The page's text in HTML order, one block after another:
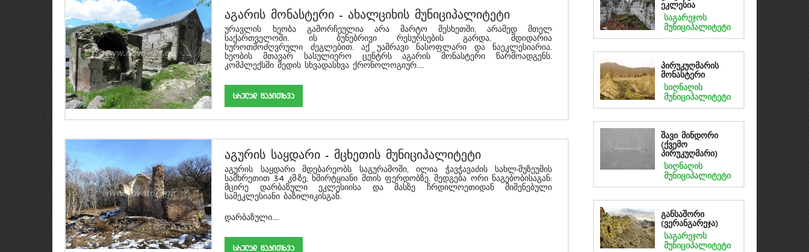
აგარის მონასტერი - ახალციხის მუნიციპალიტეტი
ურავლის ხეობა გამორჩეულია არა მარტო მესხეთში, არამედ მთელ
საქართველოში. ის ბუნებრივი რესურსების გარდა, მდიდარია
ხუროთმოძღვრული ძეგლებით. აქ უამრავი ნასოფლარი და ნაეკლესიარია.
ხეობის მთავარ სასულიერო ცენტრს აგარის მონასტერი წარმოადგენს.
კომპლექსში შედის სხვადასხვა ქრონოლოგიურ....
srulad wakiTxva
აგურის საყდარი - მცხეთის მუნიციპალიტეტი
აგურის საყდარი მდებარეობს საგურამოში, ილია ჭავჭავაძის სახლ-მუზეუმის
სამხრეთით 3-4 კმ-ზე, ხშირტყიანი მთის ფერდობზე. შედგება ორი ნაგებობისაგან:
მცირე დარბაზული ეკლესიისა და მასზე ჩრდილოეთიდან მიშენებული
სამეკლესიანი ბაზილიკისგან.
დარბაზული....
srulad wakiTxva
ეკლესია
საგარეჯოს
მუნიციპალიტეტი
პირუკუღმარის
მონასტერი
სიღნაღის
მუნიციპალიტეტი
შავი მინდორი
(ქვემო
პირუკუღმარი)
სიღნაღის
მუნიციპალიტეტი
განსაშორი
(ვერანგარეჯა)
საგარეჯოს
მუნიციპალიტეტი